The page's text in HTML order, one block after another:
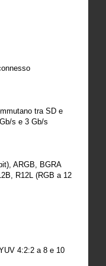
tra SD e
s e 3 Gb/s
ARGB, BGRA
R12L (RGB a 12
4:2:2 a 8 e 10